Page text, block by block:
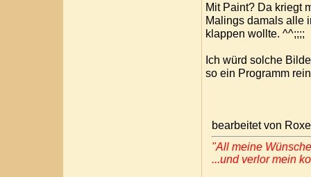
Mit Paint? Da kriegt
Malings damals alle
klappen wollte. ^^;;;;
Ich würd solche
so ein Programm
bearbeitet von
"All meine
...und verlor mein